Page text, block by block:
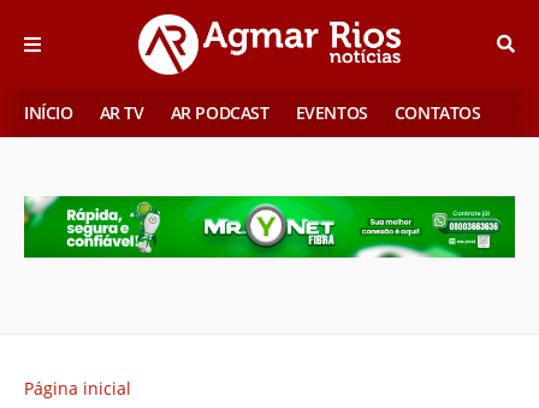
INÍCIO AR TV AR PODCAST EVENTOS CONTATOS
Página inicial